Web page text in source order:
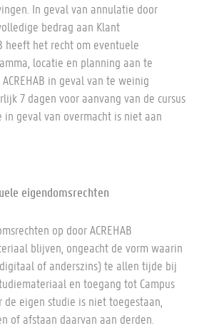
In geval van annulatie door
bedrag aan Klant
heeft het recht om eventuele
locatie en planning aan te
in geval van te weinig
7 dagen voor aanvang van de cursus
in geval van overmacht is niet aan
eigendomsrechten
op door ACREHAB
blijven, ongeacht de vorm waarin
of anderszins) te allen tijde bij
en toegang tot Campus
de eigen studie is niet toegestaan,
of afstaan daarvan aan derden.